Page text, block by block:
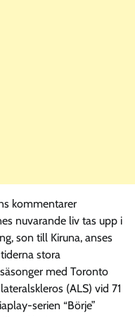
kommentarer
nuvarande liv tas upp i
son till Kiruna, anses
stora
med Toronto
(ALS) vid 71
serien “Börje”